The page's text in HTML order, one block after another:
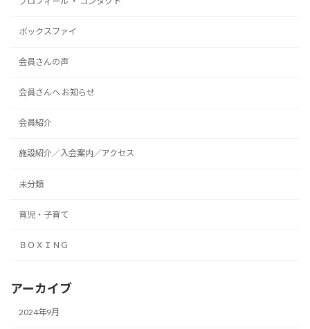
ボックスファイ
会員さんの声
会員さんへ お知らせ
会員紹介
施設紹介／入会案内／アクセス
未分類
育児・子育て
ＢＯＸＩＮＧ
アーカイブ
2024年9月